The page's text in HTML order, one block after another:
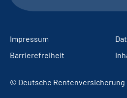
Impressum
Barrierefreiheit
© Deutsche Rentenversicherung